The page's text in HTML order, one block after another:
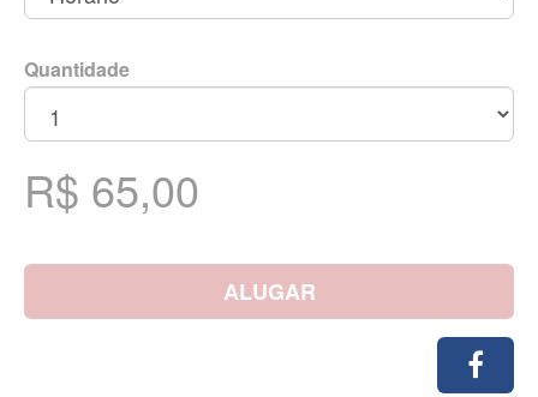
Quantidade
R$ 65,00
ALUGAR